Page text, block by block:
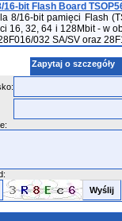
16-bit Flash Board
8/16-bit pamięci Flash
16, 32, 64 i 128Mbit - w
032 SA/SV oraz
Zapytaj o szczegóły